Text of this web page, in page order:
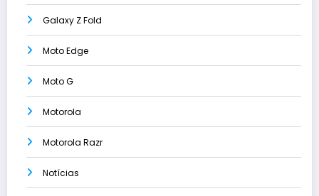
Galaxy Z Fold
Moto Edge
Moto G
Motorola
Motorola Razr
Notícias